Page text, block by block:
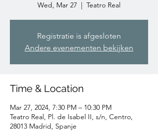
Wed, Mar 27
  |
Teatro Real
Registratie is afgesloten
Andere evenementen bekijken
Time & Location
Mar 27, 2024, 7:30 PM – 10:30 PM
Teatro Real, Pl. de Isabel II, s/n, Centro,
28013 Madrid, Spanje